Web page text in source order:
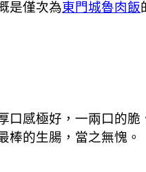
是僅次為東門城魯肉飯
感極好，一兩口的
棒的生腸，當之無愧。